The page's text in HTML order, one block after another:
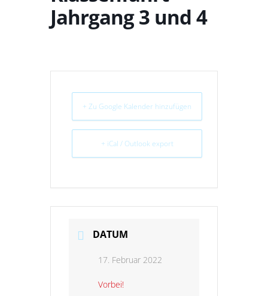
Jahrgang 3 und 4
+ Zu Google Kalender hinzufügen
+ iCal / Outlook export
DATUM
17. Februar 2022
Vorbei!